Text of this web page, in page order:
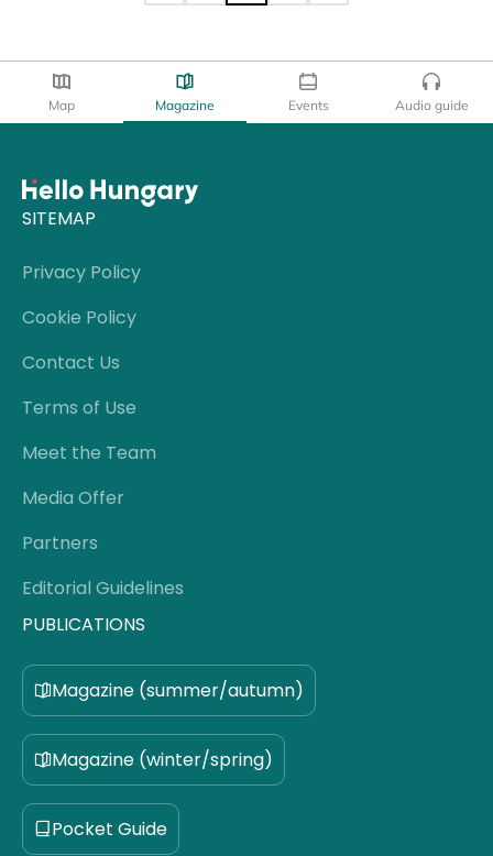
Map Magazine Events Audio guide
SITEMAP
Privacy Policy
Cookie Policy
Contact Us
Terms of Use
Meet the Team
Media Offer
Partners
Editorial Guidelines
PUBLICATIONS
Magazine (summer/autumn)
Magazine (winter/spring)
Pocket Guide